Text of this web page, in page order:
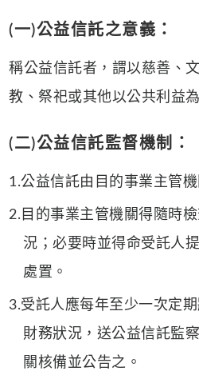
(一)公益信託之意義：
稱公益信託者，謂以慈善、
教、祭祀或其他以公共利益
(二)公益信託監督機制：
1.公益信託由目的事業主管機
2.目的事業主管機關得隨時
況；必要時並得命受託人
處置。
3.受託人應每年至少一次定
財務狀況，送公益信託監
關核備並公告之。